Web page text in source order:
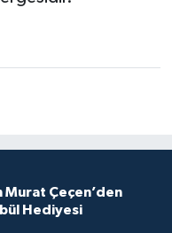
Murat Çeçen’den
Hediyesi